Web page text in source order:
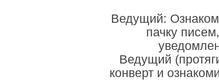
Ведущий:
пачку
Ведущий
конверт и